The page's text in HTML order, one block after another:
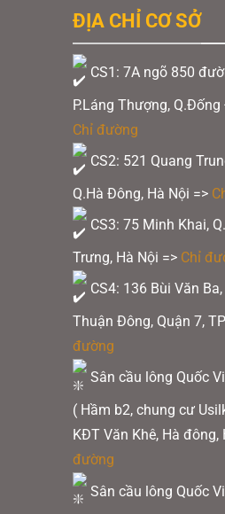
ĐỊA CHỈ CƠ SỞ
CS1: 7A ngõ 850
P.Láng Thượng,
Chỉ đường
CS2: 521 Quang
Q.Hà Đông, Hà Nội =>
CS3: 75 Minh Khai,
Trưng, Hà Nội => Chỉ
CS4: 136 Bùi Văn
Thuận Đông, Quận 7,
đường
Sân cầu lông Quốc
( Hầm b2, chung cư
KĐT Văn Khê, Hà đông,
đường
Sân cầu lông Quốc